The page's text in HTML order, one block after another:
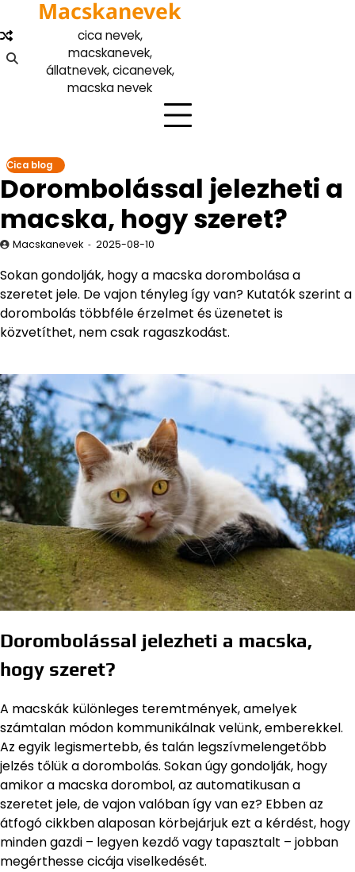
to
content
Macskanevek
cica nevek,
macskanevek,
állatnevek, cicanevek,
macska nevek
Cica blog
Dorombolással jelezheti a
macska, hogy szeret?
Macskanevek 2025-08-10
Sokan gondolják, hogy a macska dorombolása a
szeretet jele. De vajon tényleg így van? Kutatók szerint a
dorombolás többféle érzelmet és üzenetet is
közvetíthet, nem csak ragaszkodást.
Dorombolással jelezheti a macska,
hogy szeret?
A macskák különleges teremtmények, amelyek
számtalan módon kommunikálnak velünk, emberekkel.
Az egyik legismertebb, és talán legszívmelengetőbb
jelzés tőlük a dorombolás. Sokan úgy gondolják, hogy
amikor a macska dorombol, az automatikusan a
szeretet jele, de vajon valóban így van ez? Ebben az
átfogó cikkben alaposan körbejárjuk ezt a kérdést, hogy
minden gazdi – legyen kezdő vagy tapasztalt – jobban
megérthesse cicája viselkedését.